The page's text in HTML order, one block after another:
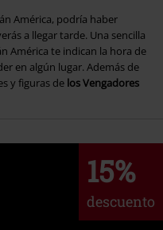
América, podría haber
a llegar tarde. Una sencilla
América te indican la hora de
en algún lugar. Además de
y figuras de los Vengadores
15%
descuento